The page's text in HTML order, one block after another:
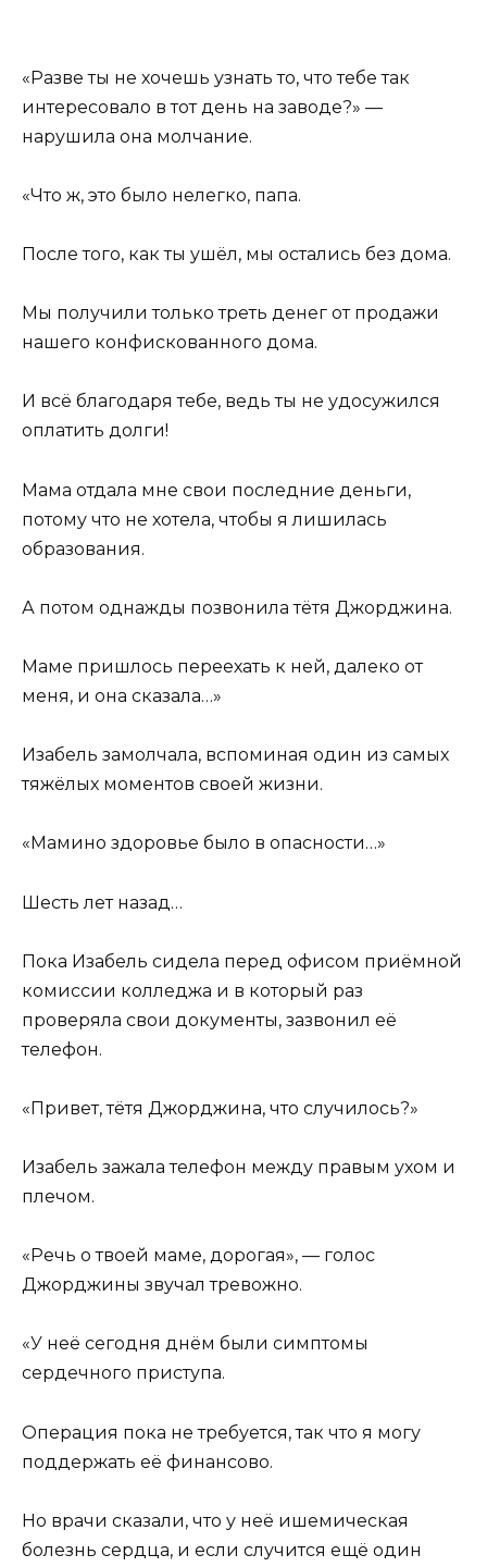
«Разве ты не хочешь узнать то, что тебе так
интересовало в тот день на заводе?» —
нарушила она молчание.
«Что ж, это было нелегко, папа.
После того, как ты ушёл, мы остались без дома.
Мы получили только треть денег от продажи
нашего конфискованного дома.
И всё благодаря тебе, ведь ты не удосужился
оплатить долги!
Мама отдала мне свои последние деньги,
потому что не хотела, чтобы я лишилась
образования.
А потом однажды позвонила тётя Джорджина.
Маме пришлось переехать к ней, далеко от
меня, и она сказала…»
Изабель замолчала, вспоминая один из самых
тяжёлых моментов своей жизни.
«Мамино здоровье было в опасности…»
Шесть лет назад…
Пока Изабель сидела перед офисом приёмной
комиссии колледжа и в который раз
проверяла свои документы, зазвонил её
телефон.
«Привет, тётя Джорджина, что случилось?»
Изабель зажала телефон между правым ухом и
плечом.
«Речь о твоей маме, дорогая», — голос
Джорджины звучал тревожно.
«У неё сегодня днём были симптомы
сердечного приступа.
Операция пока не требуется, так что я могу
поддержать её финансово.
Но врачи сказали, что у неё ишемическая
болезнь сердца, и если случится ещё один